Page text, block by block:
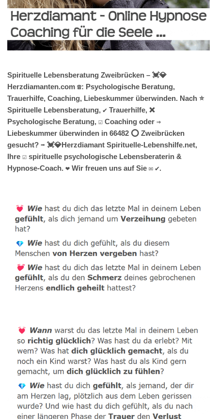
Spirituelle Lebensberatung Zweibrücken – 💓️💎
Herzdiamanten.com ☎️: Psychologische Beratung,
Trauerhilfe, Coaching, Liebeskummer überwinden. Nach ⭐
Spirituelle Lebensberatung, ✔️ Trauerhilfe, ❌
Psychologische Beratung, ☑️ Coaching oder ⇒
Liebeskummer überwinden in 66482 ⭕ Zweibrücken
gesucht? ➡️ 💓️💎Herzdiamant Spirituelle-Lebenshilfe.net,
Ihre ☑️ spirituelle psychologische Lebensberaterin &
Hypnose-Coach. ❤ Wir freuen uns auf Sie ✉ ✔.